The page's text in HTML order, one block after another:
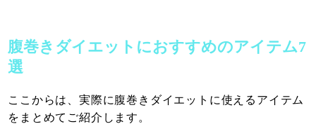
腹巻きダイエットにおすすめのアイテム7
選
ここからは、実際に腹巻きダイエットに使えるアイテム
をまとめてご紹介します。